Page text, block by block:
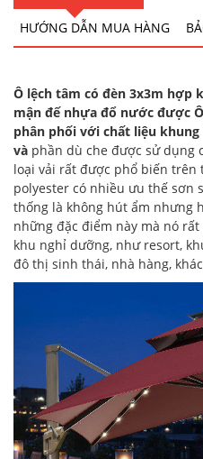
HƯỚNG DẪN MUA HÀNG
Ô lệch tâm có đèn 3x3m hợp
mận đế nhựa đổ nước được
phân phối với chất liệu
và phần dù che được sử dụng
loại vải rất được phổ biến trên
polyester có nhiều ưu thế sơn
thống là không hút ẩm nhưng
những đặc điểm này mà nó
khu nghỉ dưỡng, như resort,
đô thị sinh thái, nhà hàng,